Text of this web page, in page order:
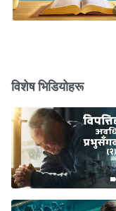
विशेष भिडियोहरू